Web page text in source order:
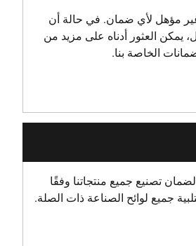
مؤهل لأي ضمان. في حالة أن
يمكن العثور أدناه على مزيد من
الخاصة بنا.
تصنيع جميع منتجاتنا وفقًا
جميع لوائح الصناعة ذات الصلة.